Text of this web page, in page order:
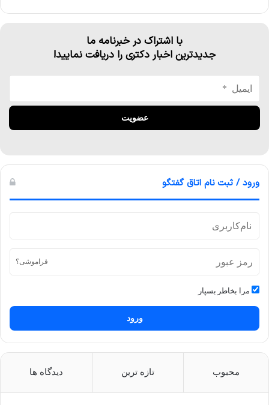
با اشتراک در خبرنامه ما
جدیدترین اخبار دکتری را دریافت نمایید!
ورود / ثبت نام اتاق گفتگو
فراموشی؟
مرا بخاطر بسپار
ورود
محبوب تازه ترین دیدگاه ها